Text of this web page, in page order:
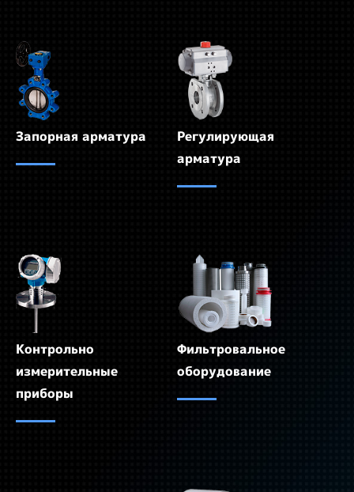
Запорная арматура
Регулирующая
арматура
Контрольно
измерительные
приборы
Фильтровальное
оборудование